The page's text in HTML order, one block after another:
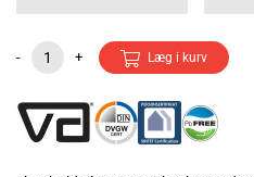
- + Læg i kurv